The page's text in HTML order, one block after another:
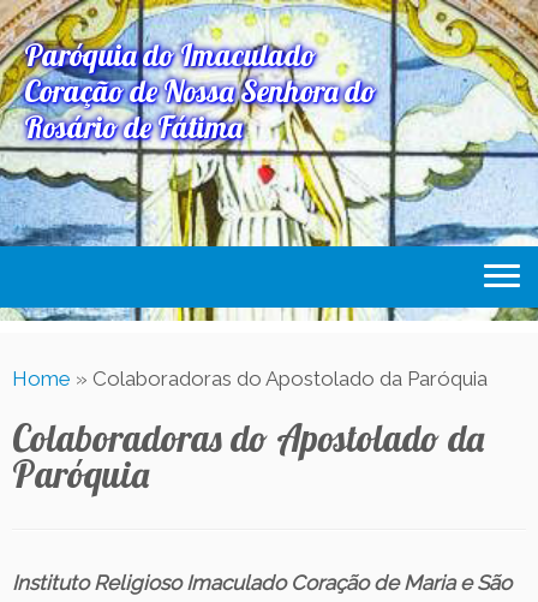
Paróquia do Imaculado
Coração de Nossa Senhora do
Rosário de Fátima
Paróquia
Expediente Paroquial
Eventos
Contato
Home » Colaboradoras do Apostolado da Paróquia
Colaboradoras do Apostolado da
Paróquia
Instituto Religioso Imaculado Coração de Maria e São